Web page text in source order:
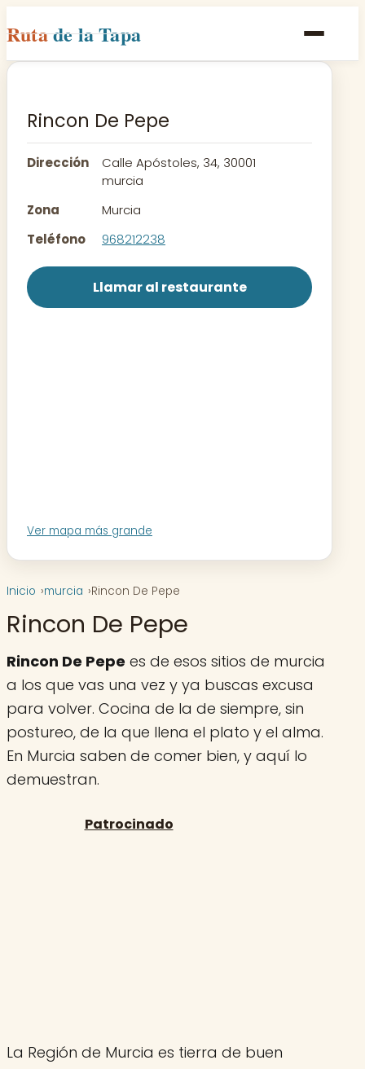
Rutade la Tapa
Inicio
Rutas
Contacto
Rincon De Pepe
Dirección
Calle Apóstoles, 34, 30001
murcia
Zona
Murcia
Teléfono
968212238
Llamar al restaurante
Ver mapa más grande
Inicio murcia Rincon De Pepe
Rincon De Pepe
Rincon De Pepe es de esos sitios de murcia
a los que vas una vez y ya buscas excusa
para volver. Cocina de la de siempre, sin
postureo, de la que llena el plato y el alma.
En Murcia saben de comer bien, y aquí lo
demuestran.
La Región de Murcia es tierra de buen